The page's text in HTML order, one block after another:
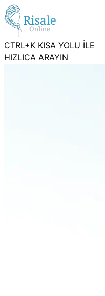
CTRL+K KISA YOLU İLE
HIZLICA ARAYIN